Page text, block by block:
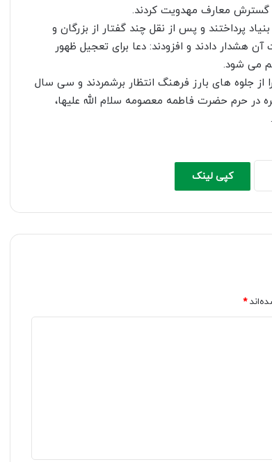
معارف مهدویت کردند.
پرداختند و پس از نقل چند گفتار از بزرگان و
هشدار دادند و افزودند: دعا برای تعجیل ظهور
می شود.
جلوه های بارز فرهنگ انتظار برشمردند و سی سال
در حرم حضرت فاطمه معصومه سلام الله علیها،
کپی لینک
*